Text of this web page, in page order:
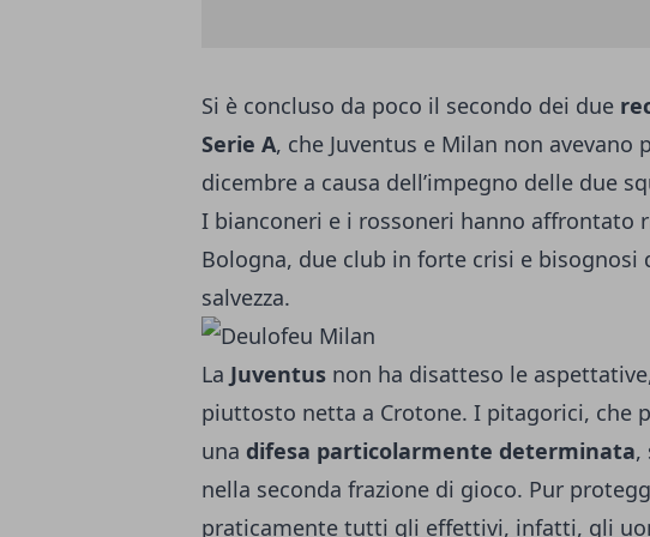
Si è concluso da poco il secondo dei due
Serie A, che Juventus e Milan non
dicembre a causa dell’impegno delle due
I bianconeri e i rossoneri hanno affrontato
Bologna, due club in forte crisi e
salvezza.
La Juventus non ha disatteso le
piuttosto netta a Crotone. I pitagorici, che
una difesa particolarmente determinata,
nella seconda frazione di gioco. Pur
praticamente tutti gli effettivi, infatti, gli